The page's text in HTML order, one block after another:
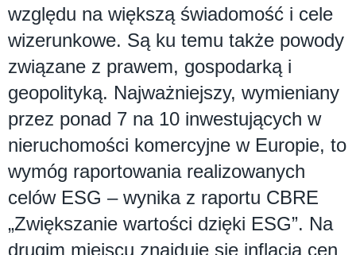
względu na większą świadomość i cele
wizerunkowe. Są ku temu także powody
związane z prawem, gospodarką i
geopolityką. Najważniejszy, wymieniany
przez ponad 7 na 10 inwestujących w
nieruchomości komercyjne w Europie, to
wymóg raportowania realizowanych
celów ESG – wynika z raportu CBRE
„Zwiększanie wartości dzięki ESG”. Na
drugim miejscu znajduje się inflacja cen